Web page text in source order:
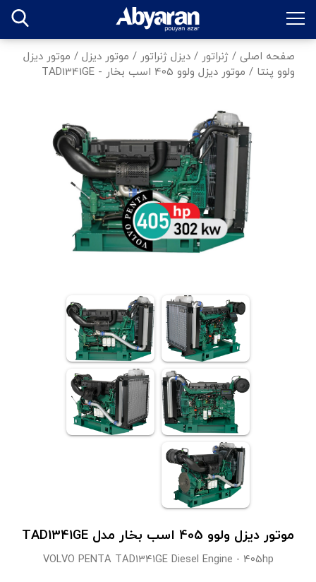
صفحه اصلی / ژنراتور / دیزل ژنراتور / موتور دیزل / موتور دیزل
ولوو پنتا / موتور دیزل ولوو 405 اسب بخار - TAD1341GE
موتور دیزل ولوو 405 اسب بخار مدل TAD1341GE
VOLVO PENTA TAD1341GE Diesel Engine - 405hp